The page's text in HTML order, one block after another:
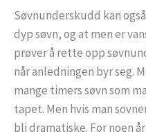
Søvnunderskudd kan
dyp søvn, og at men er
prøver å rette opp
når anledningen byr seg.
mange timers søvn som
tapet. Men hvis man
bli dramatiske. For noen